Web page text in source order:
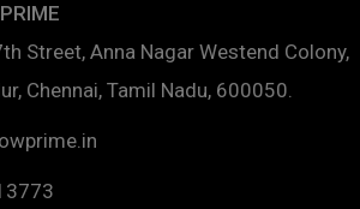
Street, Anna Nagar Westend Colony,
Chennai, Tamil Nadu, 600050.